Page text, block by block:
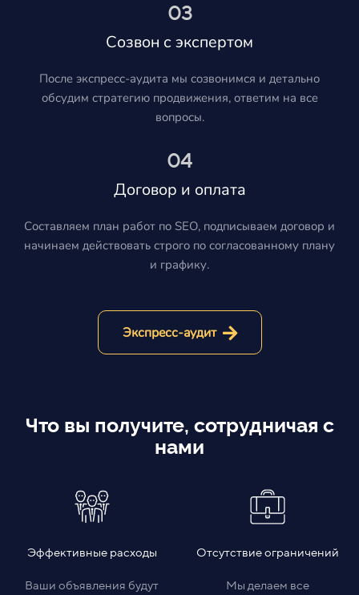
03
Созвон с экспертом
После экспресс-аудита мы созвонимся и детально
обсудим стратегию продвижения, ответим на все
вопросы.
04
Договор и оплата
Составляем план работ по SEO, подписываем договор и
начинаем действовать строго по согласованному плану
и графику.
Экспресс-аудит
Что вы получите, сотрудничая с
нами
Эффективные расходы
Ваши объявления будут
Отсутствие ограничений
Мы делаем все